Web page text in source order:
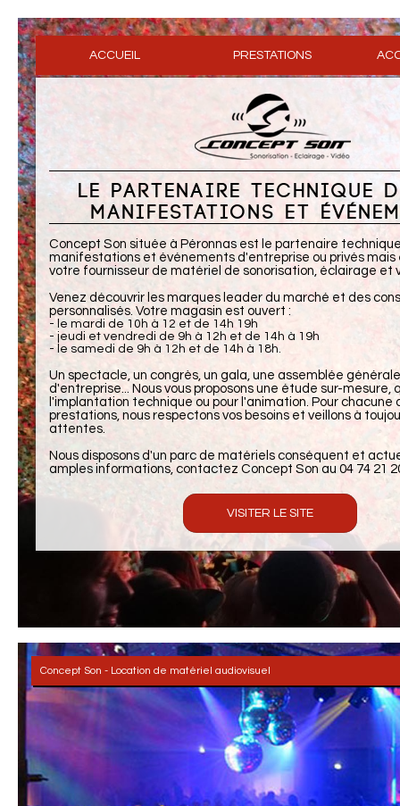
ACCUEIL PRESTATIONS
LE PARTENAIRE TECHNIQUE
MANIFESTATIONS ET
Concept Son située à Péronnas est le partenaire
manifestations et événements d'entreprise ou privés
votre fournisseur de matériel de sonorisation, éclairage et
Venez découvrir les marques leader du marché et des
personnalisés. Votre magasin est ouvert :
- le mardi de 10h à 12 et de 14h 19h
- jeudi et vendredi de 9h à 12h et de 14h à 19h
- le samedi de 9h à 12h et de 14h à 18h.
Un spectacle, un congrès, un gala, une assemblée
d'entreprise... Nous vous proposons une étude sur-mesure,
l'implantation technique ou pour l'animation. Pour chacune
prestations, nous respectons vos besoins et veillons à
attentes.
Nous disposons d'un parc de matériels conséquent et
amples informations, contactez Concept Son au 04 74 21
VISITER LE SITE
Concept Son - Location de matériel audiovisuel